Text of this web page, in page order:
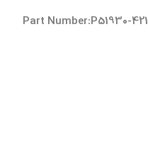
Part Number:P51930-421